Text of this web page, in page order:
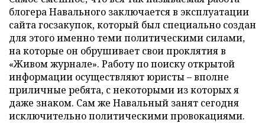
блогера Навального заключается в эксплуатации
сайта госзакупок, который был специально создан
для этого именно теми политическими силами,
на которые он обрушивает свои проклятия в
«Живом журнале». Работу по поиску открытой
информации осуществляют юристы – вполне
приличные ребята, с некоторыми из которых я
даже знаком. Сам же Навальный занят сегодня
исключительно политическими провокациями.